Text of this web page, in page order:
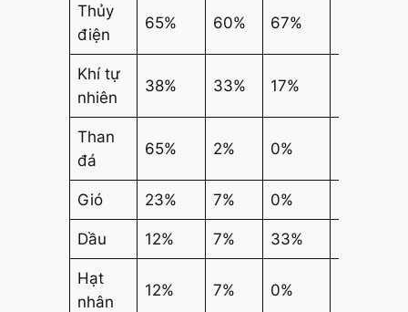
Thủy
điện
65% 60% 67%
Khí tự
nhiên
38% 33% 17%
Than
đá
65% 2% 0%
Gió 23% 7% 0%
Dầu 12% 7% 33%
Hạt
nhân
12% 7% 0%